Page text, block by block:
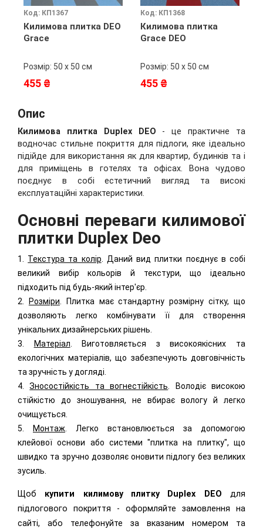
Код: КП1367
Килимова плитка DEO
Grace
Розмір: 50 х 50 см
455 ₴
Код: КП1368
Килимова плитка
Grace DEO
Розмір: 50 х 50 см
455 ₴
Опис
Килимова плитка Duplex DEO - це практичне та
водночас стильне покриття для підлоги, яке ідеально
підійде для використання як для квартир, будинків та і
для приміщень в готелях та офісах. Вона чудово
поєднує в собі естетичний вигляд та високі
експлуатаційні характеристики.
Основні переваги килимової
плитки Duplex Deo
1. Текстура та колір . Даний вид плитки поєднує в собі
великий вибір кольорів й текстури, що ідеально
підходить під будь-який інтер'єр.
2.
Розміри . Плитка має стандартну розмірну сітку, що
дозволяють легко комбінувати її для створення
унікальних дизайнерських рішень.
3.
Матеріал . Виготовляється з високоякісних та
екологічних матеріалів, що забезпечують довговічність
та зручність у догляді.
4.Зносостійкість та вогнестійкість . Володіє високою
стійкістю до зношування, не вбирає вологу й легко
очищується.
5.
Монтаж . Легко встановлюється за допомогою
клейової основи або системи "плитка на плитку", що
швидко та зручно дозволяє оновити підлогу без великих
зусиль.
Щоб купити килимову плитку Duplex DEO для
підлогового покриття - оформляйте замовлення на
сайті, або телефонуйте за вказаним номером та